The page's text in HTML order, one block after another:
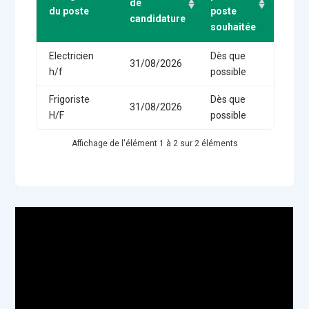
du poste
de
candidature
poste
souhaitée
Electricien
h/f
31/08/2026
Dès que
possible
Frigoriste
H/F
31/08/2026
Dès que
possible
Affichage de l'élément 1 à 2 sur 2 éléments